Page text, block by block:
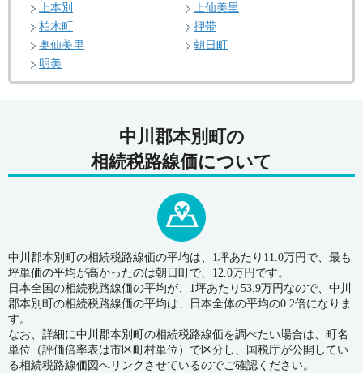
上本別
上仙美里
柏木町
押帯
奥仙美里
朝日町
明美
中川郡本別町の
相続税路線価について
中川郡本別町の相続税路線価の平均は、1坪あたり11.0万円で、最も
坪単価の平均が高かったのは朝日町で、12.0万円です。
日本全国の相続税路線価の平均が、1坪あたり53.9万円なので、中川
郡本別町の相続税路線価の平均は、日本全体の平均の0.2倍になりま
す。
なお、詳細に中川郡本別町の相続税路線価を調べたい場合は、町名
単位（評価倍率表は市区町村単位）で区分し、国税庁が公開してい
る相続税路線価図へリンクさせているのでご確認ください。